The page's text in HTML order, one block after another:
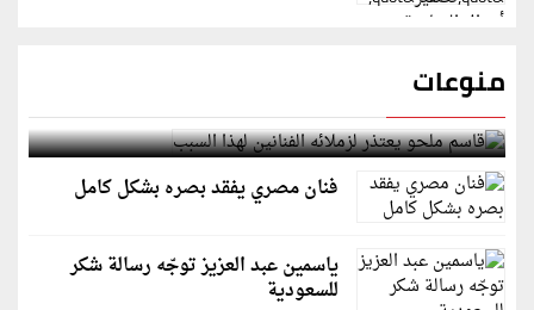
منوعات
قاسم ملحو يعتذر لزملائه الفنانين لهذا السبب
فنان مصري يفقد بصره بشكل كامل
ياسمين عبد العزيز توجّه رسالة شكر
للسعودية